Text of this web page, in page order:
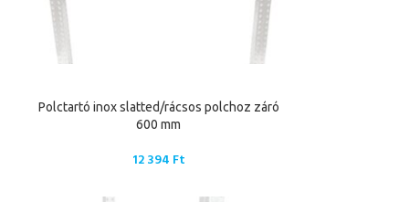
Polctartó inox slatted/rácsos polchoz záró
600 mm
12 394 Ft